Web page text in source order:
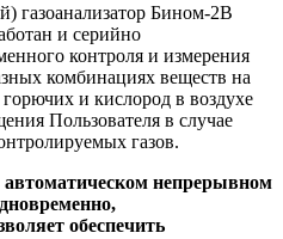
газоанализатор Бином-2В
и серийно
контроля и измерения
комбинациях веществ на
и кислород в воздухе
Пользователя в случае
газов.
автоматическом непрерывном
обеспечить